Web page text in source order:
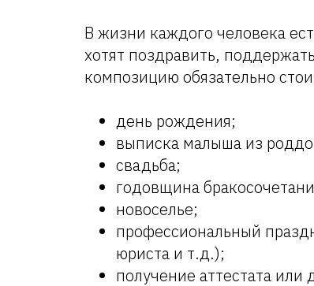
В жизни каждого человека
хотят поздравить,
композицию обязательно
день рождения;
выписка малыша из
свадьба;
годовщина
новоселье;
профессиональный
юриста и т.д.);
получение аттестата или